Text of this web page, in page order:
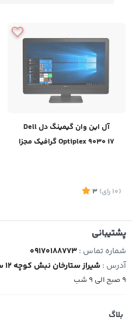
آل این وان گیمینگ دل Dell
Optiplex 9030 i7 گرافیک مجزا
(10 رای)
3
پشتیبانی
شماره تماس :09170188773
آدرس :شیراز ستارخان نبش کوچه 12 ساختمان کسما طبقه 1 واحد 1
9 صبح الی 9 شب
بلاگ